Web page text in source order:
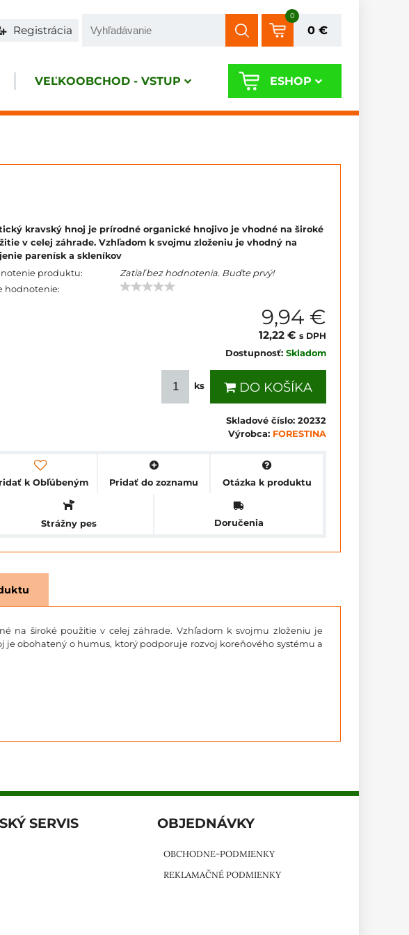
Registrácia
0
0 €
VEĽKOOBCHOD - VSTUP ESHOP
kravský hnoj je prírodné organické hnojivo je vhodné na široké
v celej záhrade. Vzhľadom k svojmu zloženiu je vhodný na
parenísk a skleníkov
produktu:
Zatiaľ bez hodnotenia. Buďte prvý!
hodnotenie:
9,94 €
12,22 € s DPH
Dostupnosť: Skladom
ks DO KOŠÍKA
Skladové číslo: 20232
Výrobca: FORESTINA
k Obľúbeným Pridať do zoznamu Otázka k produktu
Strážny pes Doručenia
na široké použitie v celej záhrade. Vzhľadom k svojmu zloženiu je
je obohatený o humus, ktorý podporuje rozvoj koreňového systému a
SERVIS OBJEDNÁVKY
OBCHODNE-PODMIENKY
REKLAMAČNÉ PODMIENKY